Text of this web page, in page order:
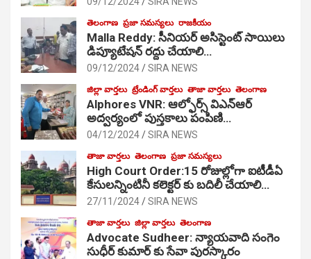
తెలంగాణ ప్రజా సమస్యలు రాజకీయం
Malla Reddy: సీనియర్ అసిస్టెంట్ సాయిలు
డిప్యూటేషన్ రద్దు చేయాలి…
09/12/2024 SIRA NEWS
జిల్లా వార్తలు ట్రేండింగ్ వార్తలు తాజా వార్తలు తెలంగాణ
Alphores VNR: ఆల్ఫోర్స్ విఎన్ఆర్
అద్వర్యంలో పుస్తకాలు పంపిణి…
04/12/2024 SIRA NEWS
తాజా వార్తలు తెలంగాణ ప్రజా సమస్యలు
High Court Order:15 రోజుల్లోగా ఐటీడీఏ
కేసులన్నింటినీ కలెక్టర్ కు బదిలీ చేయాలి…
27/11/2024 SIRA NEWS
తాజా వార్తలు జిల్లా వార్తలు తెలంగాణ
Advocate Sudheer: న్యాయవాది సంగెం
సుధీర్ కుమార్ కు సేవా పురస్కారం